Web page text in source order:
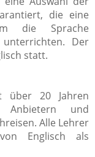
die eine
die Sprache
Der
statt.
über 20 Jahren
und
Alle Lehrer
Englisch als